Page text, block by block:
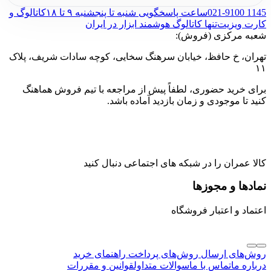
021-9100 1145ساعت پاسخگویی شنبه تا پنجشنبه ۹ تا ۱۸
کاتالوگ و
کارت ویزیتتنها کاتالوگ هوشمند ابزار در ایران
شعبه مرکزی (فروش):
تهران، خ حافظ، خیابان سرهنگ سخایی، کوچه سادات شریف، پلاک
۱۱
برای خرید حضوری، لطفاً پیش از مراجعه با تیم فروش هماهنگ
کنید تا موجودی و زمان بازدید آماده باشد.
کالا عمران را در شبکه های اجتماعی دنبال کنید
نمادها و مجوزها
اعتماد و اعتبار فروشگاه
روش‌های ارسال روش‌های پرداخت راهنمای خرید
درباره ماتماس با ماسوالات متداولقوانین و مقررات